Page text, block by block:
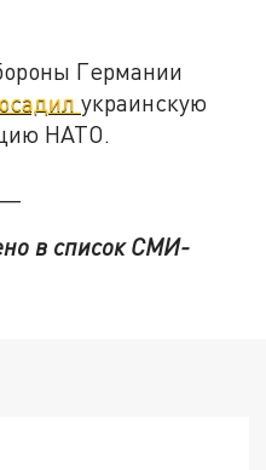
Германии
украинскую
НАТО.
в список СМИ-